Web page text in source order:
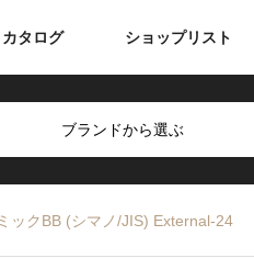
カタログ ショップリスト
ブランドから選ぶ
ックBB (シマノ/JIS) External-24